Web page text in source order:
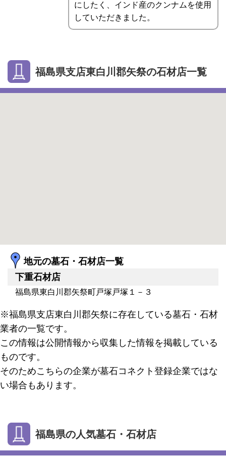
にしたく、インド産のクンナムを使用
していただきました。
福島県支店東白川郡矢祭の石材店一覧
地元の墓石・石材店一覧
下重石材店
福島県東白川郡矢祭町戸塚戸塚１－３
※福島県支店東白川郡矢祭に存在している墓石・石材
業者の一覧です。
この情報は公開情報から収集した情報を掲載している
ものです。
そのためこちらの企業が墓石コネクト登録企業ではな
い場合もあります。
福島県の人気墓石・石材店